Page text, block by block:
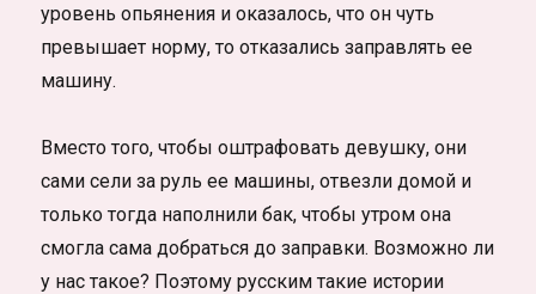
уровень опьянения и оказалось, что он чуть
превышает норму, то отказались заправлять ее
машину.
Вместо того, чтобы оштрафовать девушку, они
сами сели за руль ее машины, отвезли домой и
только тогда наполнили бак, чтобы утром она
смогла сама добраться до заправки. Возможно ли
у нас такое? Поэтому русским такие истории